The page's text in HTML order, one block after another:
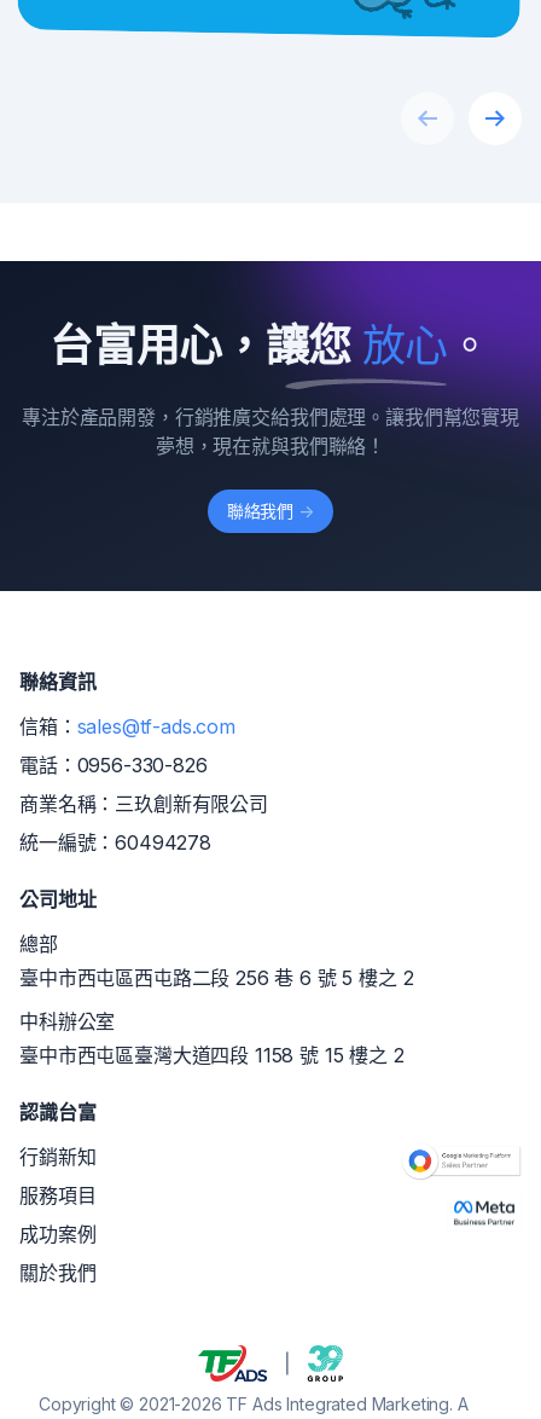
PreviousNext
台富用心，讓您放心。
專注於產品開發，行銷推廣交給我們處理。讓我們幫您實現
夢想，現在就與我們聯絡！
聯絡我們 ->
聯絡資訊
信箱： sales@tf-ads.com
電話： 0956-330-826
商業名稱：三玖創新有限公司
統一編號：60494278
公司地址
總部
臺中市西屯區西屯路二段 256 巷 6 號 5 樓之 2
中科辦公室
臺中市西屯區臺灣大道四段 1158 號 15 樓之 2
認識台富
行銷新知
服務項目
成功案例
關於我們
Copyright © 2021-2026 TF Ads Integrated Marketing. A